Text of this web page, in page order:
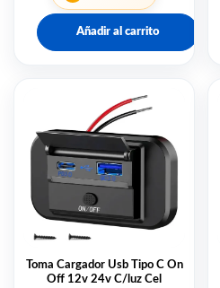
Añadir al carrito
Toma Cargador Usb Tipo C On
Off 12v 24v C/luz Cel